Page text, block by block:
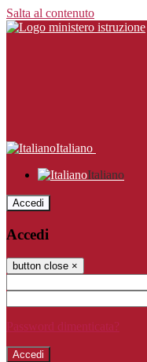
Salta al contenuto
Italiano
Italiano
Accedi
Accedi
button close ×
Password dimenticata?